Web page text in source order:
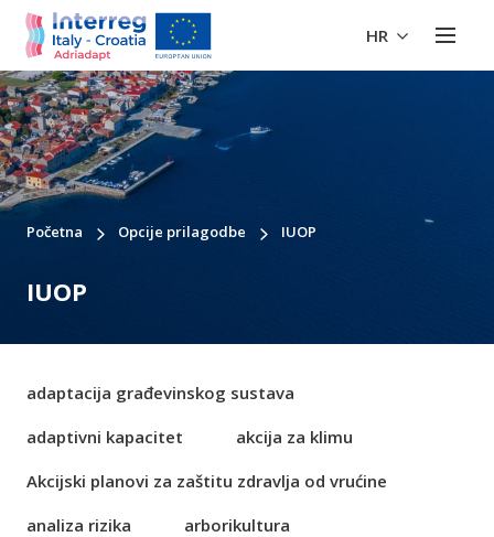
HR
Početna Opcije prilagodbe IUOP
IUOP
adaptacija građevinskog sustava
adaptivni kapacitet
akcija za klimu
Akcijski planovi za zaštitu zdravlja od vrućine
analiza rizika
arborikultura